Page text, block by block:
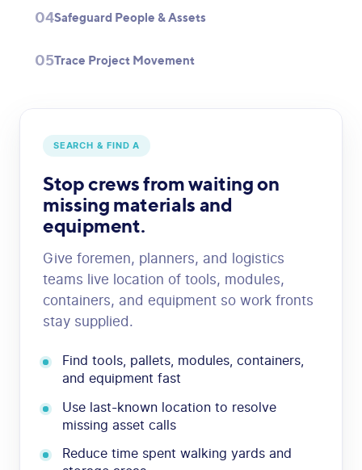
04Safeguard People & Assets
05Trace Project Movement
SEARCH & FIND A
Stop crews from waiting on
missing materials and
equipment.
Give foremen, planners, and logistics
teams live location of tools, modules,
containers, and equipment so work fronts
stay supplied.
Find tools, pallets, modules, containers,
and equipment fast
Use last-known location to resolve
missing asset calls
Reduce time spent walking yards and